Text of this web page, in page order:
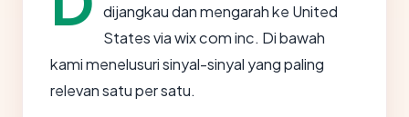
dijangkau dan mengarah ke United
States via wix com inc. Di bawah
kami menelusuri sinyal-sinyal yang paling
relevan satu per satu.